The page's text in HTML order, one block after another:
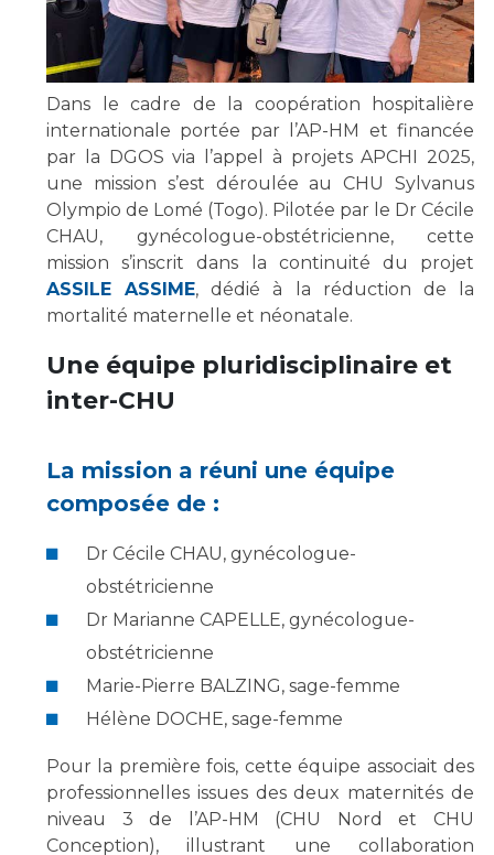
Salon des familles
Transports sanitaires
Vos droits, vos devoirs
Handicap
Handi 13
Pôle Médecine Physique et Réadaptation
Accueil sourds et malentendants
Charte Romain Jacob
Cancer
Médecine nucléaire
Maternité Hôpital Nord
Les structures de recherche
Écoles et Instituts de Formation
Plateforme des internes
Professionnels de santé
Adresser un patient
Adresser un examen au Laboratoire de Biologie
Médicale
Cancérologie
Les pôles d'activité médicale
Adresser un examen au Laboratoire d'Infectiologie
Centres de référence Maladies Rares
Plateforme d'Expertise Maladies Rares
Communiqués de presse
Dossiers de presse
Médiathèque
Dans le cadre de la coopération hospitalière
internationale portée par l’AP-HM et financée
par la DGOS via l’appel à projets APCHI 2025,
une mission s’est déroulée au CHU Sylvanus
Olympio de Lomé (Togo). Pilotée par le Dr Cécile
CHAU, gynécologue-obstétricienne, cette
mission s’inscrit dans la continuité du projet
ASSILE ASSIME, dédié à la réduction de la
mortalité maternelle et néonatale.
Une équipe pluridisciplinaire et
inter-CHU
La mission a réuni une équipe
composée de :
Dr Cécile CHAU, gynécologue-
obstétricienne
Dr Marianne CAPELLE, gynécologue-
obstétricienne
Marie-Pierre BALZING, sage-femme
Hélène DOCHE, sage-femme
Pour la première fois, cette équipe associait des
professionnelles issues des deux maternités de
niveau 3 de l’AP-HM (CHU Nord et CHU
Conception), illustrant une collaboration